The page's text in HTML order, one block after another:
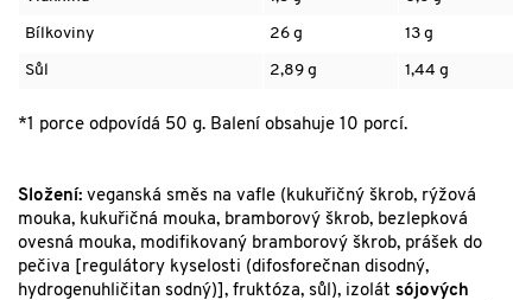
Bílkoviny 26 g 13 g
Sůl 2,89 g 1,44 g
*1 porce odpovídá 50 g. Balení obsahuje 10 porcí.
Složení: veganská směs na vafle (kukuřičný škrob, rýžová
mouka, kukuřičná mouka, bramborový škrob, bezlepková
ovesná mouka, modifikovaný bramborový škrob, prášek do
pečiva [regulátory kyselosti (difosforečnan disodný,
hydrogenuhličitan sodný)], fruktóza, sůl), izolát sójových